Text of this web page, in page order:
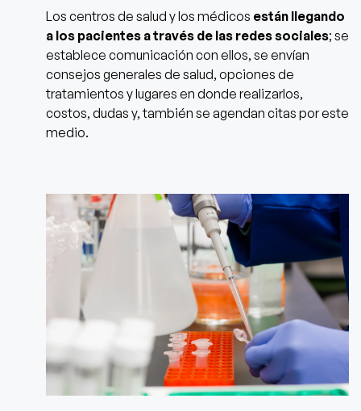
Los centros de salud y los médicos están llegando
a los pacientes a través de las redes sociales; se
establece comunicación con ellos, se envían
consejos generales de salud, opciones de
tratamientos y lugares en donde realizarlos,
costos, dudas y, también se agendan citas por este
medio.